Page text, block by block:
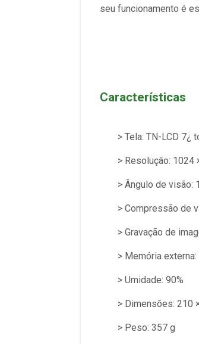
seu funcionamento é
Características
> Tela: TN-LCD 7¿
> Resolução: 1024
> Ângulo de visão:
> Compressão de
> Gravação de
> Memória
> Umidade: 90%
> Dimensões: 210
> Peso: 357 g